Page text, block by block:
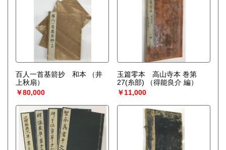
百人一首基箭抄 和本
（井
上秋扇）
￥80,000
玉篇零本 高山寺本 巻第
27(糸部)
（得能良介 編）
￥11,000